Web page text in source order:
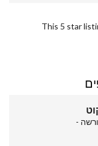
This 5 star
-